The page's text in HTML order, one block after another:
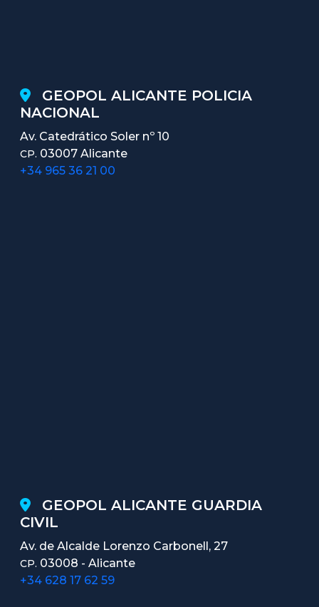
GEOPOL ALICANTE POLICIA
NACIONAL
Av. Catedrático Soler nº 10
CP. 03007 Alicante
+34 965 36 21 00
GEOPOL ALICANTE GUARDIA
CIVIL
Av. de Alcalde Lorenzo Carbonell, 27
CP. 03008 - Alicante
+34 628 17 62 59